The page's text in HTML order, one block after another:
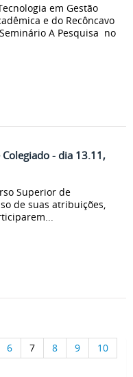
em Gestão
e do Recôncavo
A Pesquisa no
- dia 13.11,
Superior de
de suas atribuições,
6 7 8 9
10